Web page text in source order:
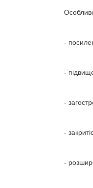
-
-
-
-
-